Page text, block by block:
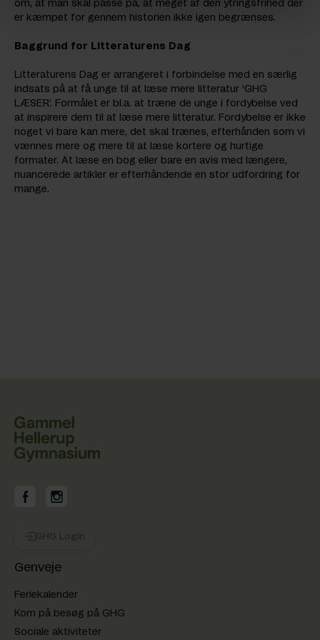
om, at man skal passe på, at meget af den ytringsfrihed der
er kæmpet for gennem historien ikke igen begrænses.
Baggrund for Litteraturens Dag
Litteraturens Dag er arrangeret i forbindelse med en særlig
indsats på at få unge til at læse mere litteratur ‘GHG
LÆSER’. Formålet er bl.a. at træne de unge i fordybelse ved
at inspirere dem til at læse mere litteratur. Fordybelse er ikke
noget vi bare kan mere, det skal trænes, efterhånden som vi
vænnes mere og mere til at læse kortere og hurtige
formater. At læse en bog eller bare en avis med længere,
nuancerede artikler er efterhåndende en stor udfordring for
mange.
GHG på Facebook
GHG på Instagram
GHG Login
Genveje
Feriekalender
Kom på besøg på GHG
Sociale aktiviteter